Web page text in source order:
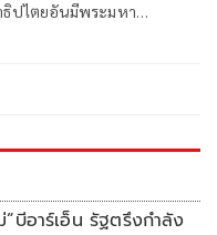
น รัฐตรึงกำลัง